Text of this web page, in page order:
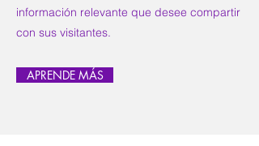
información relevante que desee compartir
con sus visitantes.
APRENDE MÁS